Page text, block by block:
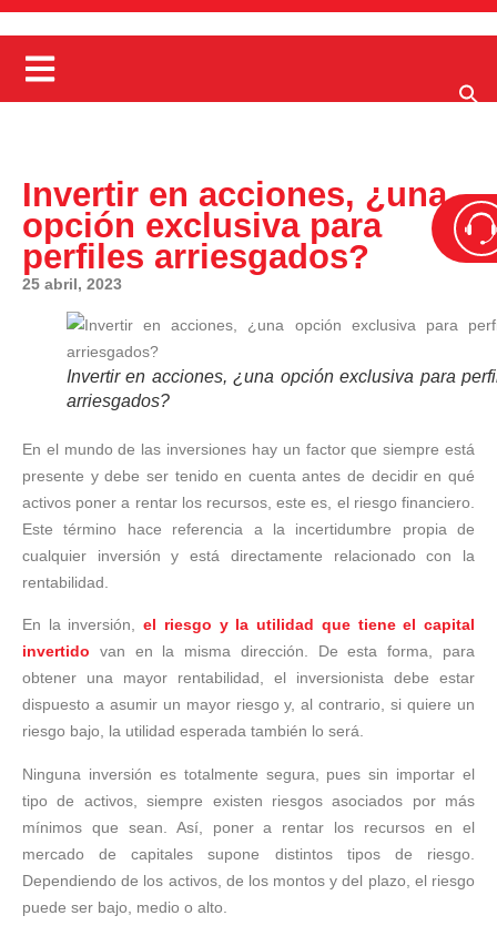
Invertir en acciones, ¿una
opción exclusiva para
perfiles arriesgados?
25 abril, 2023
Invertir en acciones, ¿una opción exclusiva para
arriesgados?
En el mundo de las inversiones hay un factor que siempre está
presente y debe ser tenido en cuenta antes de decidir en qué
activos poner a rentar los recursos, este es, el riesgo financiero.
Este término hace referencia a la incertidumbre propia de
cualquier inversión y está directamente relacionado con la
rentabilidad.
En la inversión,el riesgo y la utilidad que tiene el capital
invertido van en la misma dirección. De esta forma, para
obtener una mayor rentabilidad, el inversionista debe estar
dispuesto a asumir un mayor riesgo y, al contrario, si quiere un
riesgo bajo, la utilidad esperada también lo será.
Ninguna inversión es totalmente segura, pues sin importar el
tipo de activos, siempre existen riesgos asociados por más
mínimos que sean. Así, poner a rentar los recursos en el
mercado de capitales supone distintos tipos de riesgo.
Dependiendo de los activos, de los montos y del plazo, el riesgo
puede ser bajo, medio o alto.